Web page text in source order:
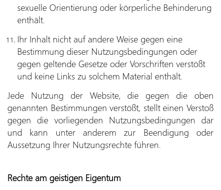
sexuelle Orientierung oder körperliche Behinderung
enthält.
Ihr Inhalt nicht auf andere Weise gegen eine
Bestimmung dieser Nutzungsbedingungen oder
gegen geltende Gesetze oder Vorschriften verstößt
und keine Links zu solchem Material enthält.
Jede Nutzung der Website, die gegen die oben
genannten Bestimmungen verstößt, stellt einen Verstoß
gegen die vorliegenden Nutzungsbedingungen dar
und kann unter anderem zur Beendigung oder
Aussetzung Ihrer Nutzungsrechte führen.
Rechte am geistigen Eigentum